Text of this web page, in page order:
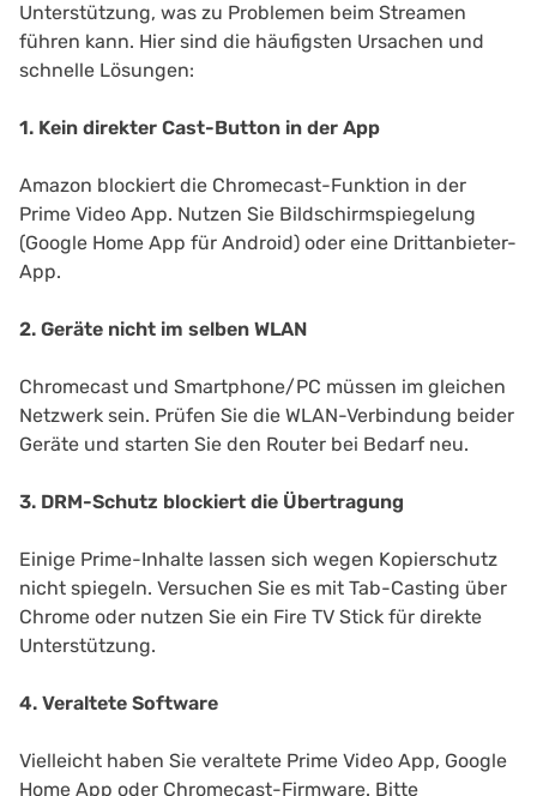
Unterstützung, was zu Problemen beim Streamen
führen kann. Hier sind die häufigsten Ursachen und
schnelle Lösungen:
1. Kein direkter Cast-Button in der App
Amazon blockiert die Chromecast-Funktion in der
Prime Video App. Nutzen Sie Bildschirmspiegelung
(Google Home App für Android) oder eine Drittanbieter-
App.
2. Geräte nicht im selben WLAN
Chromecast und Smartphone/PC müssen im gleichen
Netzwerk sein. Prüfen Sie die WLAN-Verbindung beider
Geräte und starten Sie den Router bei Bedarf neu.
3. DRM-Schutz blockiert die Übertragung
Einige Prime-Inhalte lassen sich wegen Kopierschutz
nicht spiegeln. Versuchen Sie es mit Tab-Casting über
Chrome oder nutzen Sie ein Fire TV Stick für direkte
Unterstützung.
4. Veraltete Software
Vielleicht haben Sie veraltete Prime Video App, Google
Home App oder Chromecast-Firmware. Bitte